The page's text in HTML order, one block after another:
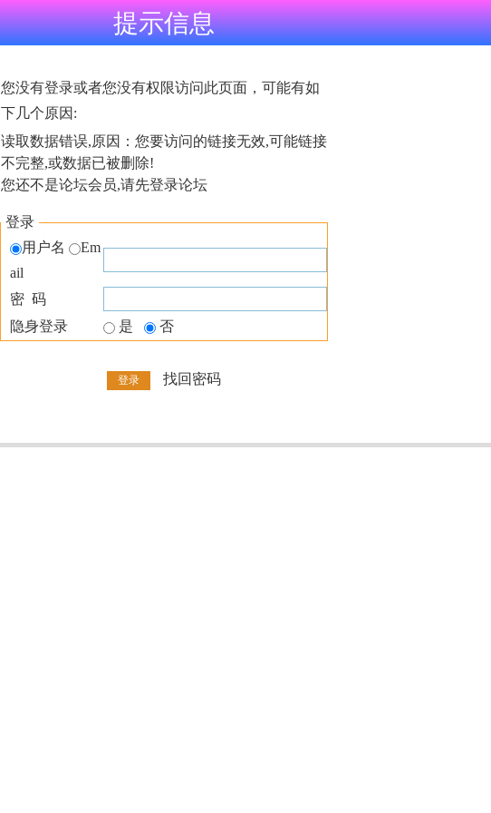
提示信息
您没有登录或者您没有权限访问此页面，可能有如
下几个原因:
读取数据错误,原因：您要访问的链接无效,可能链接
不完整,或数据已被删除!
您还不是论坛会员,请先登录论坛
登录
用户名
Em
ail
密 码
隐身登录
是 否
找回密码